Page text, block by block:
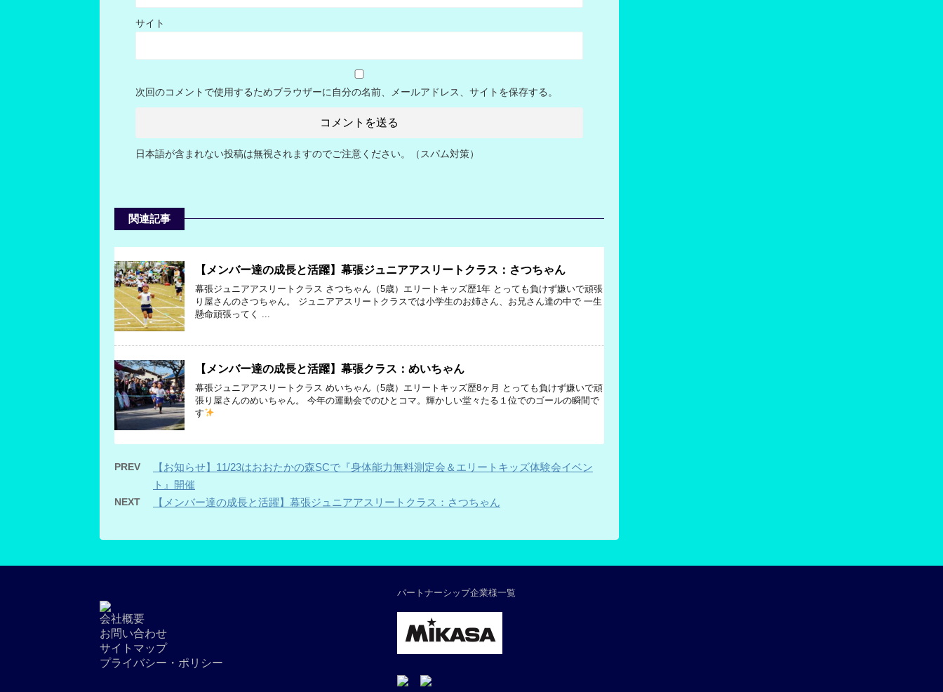
サイト
次回のコメントで使用するためブラウザーに自分の名前、メールアドレス、サイトを保存する。
日本語が含まれない投稿は無視されますのでご注意ください。（スパム対策）
関連記事
【メンバー達の成長と活躍】幕張ジュニアアスリートクラス：さつちゃん
幕張ジュニアアスリートクラス さつちゃん（5歳）エリートキッズ歴1年 とっても負けず嫌いで頑張
り屋さんのさつちゃん。 ジュニアアスリートクラスでは小学生のお姉さん、お兄さん達の中で 一生
懸命頑張ってく ...
【メンバー達の成長と活躍】幕張クラス：めいちゃん
幕張ジュニアアスリートクラス めいちゃん（5歳）エリートキッズ歴8ヶ月 とっても負けず嫌いで頑
張り屋さんのめいちゃん。 今年の運動会でのひとコマ。輝かしい堂々たる１位でのゴールの瞬間で
す
PREV
【お知らせ】11/23はおおたかの森SCで『身体能力無料測定会＆エリートキッズ体験会イベン
ト』開催
NEXT 【メンバー達の成長と活躍】幕張ジュニアアスリートクラス：さつちゃん
パートナーシップ企業様一覧
会社概要
お問い合わせ
サイトマップ
プライバシー・ポリシー